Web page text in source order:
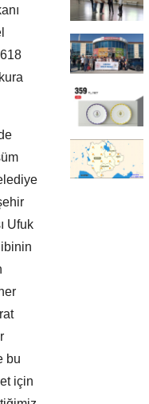
Ufuk
bu
için